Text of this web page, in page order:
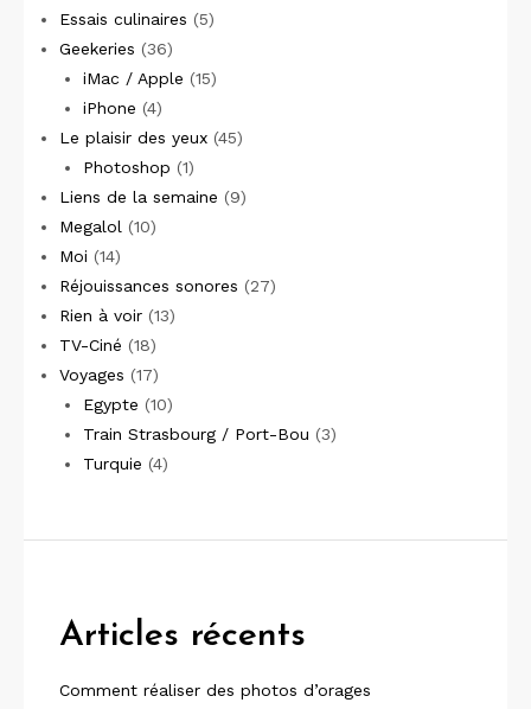
Essais culinaires (5)
Geekeries (36)
iMac / Apple (15)
iPhone (4)
Le plaisir des yeux (45)
Photoshop (1)
Liens de la semaine (9)
Megalol (10)
Moi (14)
Réjouissances sonores (27)
Rien à voir (13)
TV-Ciné (18)
Voyages (17)
Egypte (10)
Train Strasbourg / Port-Bou (3)
Turquie (4)
Articles récents
Comment réaliser des photos d’orages